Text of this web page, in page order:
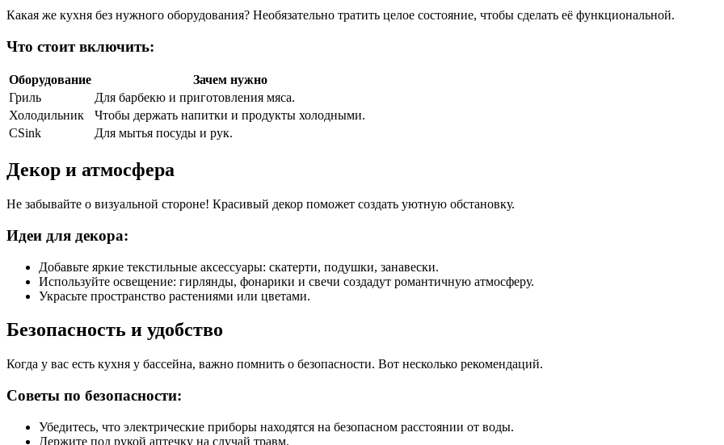
Какая же кухня без нужного оборудования? Необязательно тратить целое состояние, чтобы сделать её функциональной.
Что стоит включить:
Оборудование
Зачем нужно
Гриль
Для барбекю и приготовления мяса.
Холодильник
Чтобы держать напитки и продукты холодными.
СSink
Для мытья посуды и рук.
Декор и атмосфера
Не забывайте о визуальной стороне! Красивый декор поможет создать уютную обстановку.
Идеи для декора:
Добавьте яркие текстильные аксессуары: скатерти, подушки, занавески.
Используйте освещение: гирлянды, фонарики и свечи создадут романтичную атмосферу.
Украсьте пространство растениями или цветами.
Безопасность и удобство
Когда у вас есть кухня у бассейна, важно помнить о безопасности. Вот несколько рекомендаций.
Советы по безопасности:
Убедитесь, что электрические приборы находятся на безопасном расстоянии от воды.
Держите под рукой аптечку на случай травм.